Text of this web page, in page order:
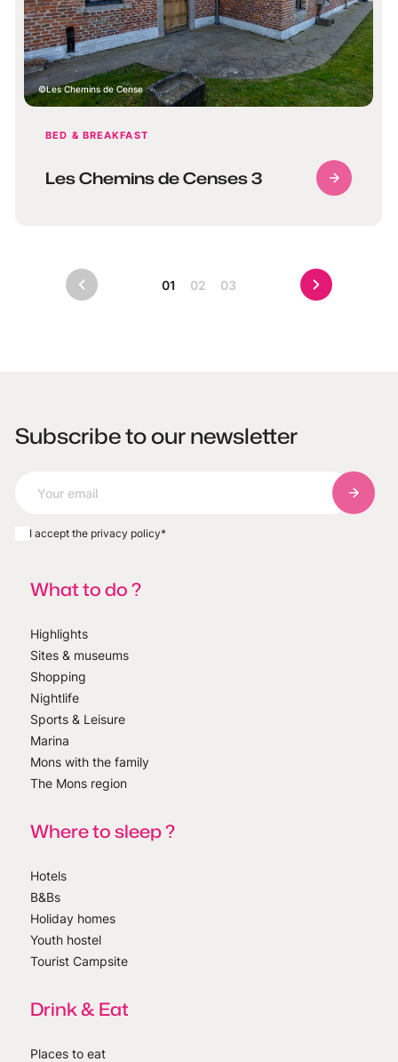
Les Chemins de Cense
BED & BREAKFAST
Les Chemins de Censes 3
01 02 03
Subscribe to our newsletter
I accept the privacy policy*
What to do ?
Highlights
Sites & museums
Shopping
Nightlife
Sports & Leisure
Marina
Mons with the family
The Mons region
Where to sleep ?
Hotels
B&Bs
Holiday homes
Youth hostel
Tourist Campsite
Drink & Eat
Places to eat